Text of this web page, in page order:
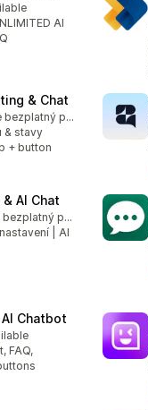
AI
& Chat
K dispozici je bezplatný plán
& stavy
+ button
AI Chat
K dispozici je bezplatný plán
| AI
Chatbot
FAQ,